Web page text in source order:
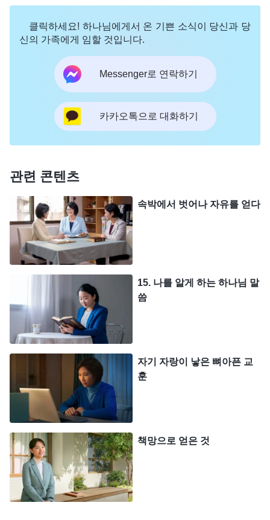
경력도 많은 사람이라 집을 보는 일은 저보다 경험이
많을 거란 걸 알고 있었습니다. 하지만 저의 대단함
을 보여주기 위해 저는 집을 구할 때 고려해야 할 구
체적인 사항들이 또 뭐가 있는지 머리를 쥐어짜 가며
떠올려 보았습니다. 그러곤 저는 형제에게 그 집에
대해 의문을 제기하며 다시 한번 알아보라고 요청했
다. 몇몇 사역자들은 이 일을 알고는 이렇게 말했습
하고 꼼꼼하게 고려하지 못했네요. 정말 부끄러워
요.” 이런 말을 들으니 저는 무척 의기양양해졌습니
다. 그 뒤로는 다들 무슨 일이 있으면 저에게 의견을
구했고, 시간이 갈수록 파트너와 사역자들은 많은 일
에서 수동적으로 변했습니다. 늘 제 의견을 기다렸고
저에 대한 의존성이 점점 더 커졌습니다.
저는 사역자들 사이에서 신망이 두터워졌고 교회
의 크고 작은 일은 제가 없으면 돌아가지 않았습니
다. 또 다들 내적 상태가 안 좋거나 어려움이 생기면
저와 교제를 나누려 하니 저는 제가 교회에서 정말
중요한 역할을 맡은 사람이라는 생각이 들어 기분이
흐뭇했습니다. 가끔 ‘타인의 추앙을 받는 자는 화가
있다’란 말이 떠오를 때면 불안감이 들어 스스로에게
물어보았습니다. ‘형제자매들이 나를 이렇게나 대단
하게 보는데, 내가 잘못된 길을 걷고 있는 건 아닐
클릭하세요! 하나님에게서 온 기쁜 소식이 당신과 당
신의 가족에게 임할 것입니다.
Messenger로 연락하기
카카오톡으로 대화하기
관련 콘텐츠
속박에서 벗어나 자유를 얻다
15. 나를 알게 하는 하나님 말
씀
자기 자랑이 낳은 뼈아픈 교
훈
책망으로 얻은 것